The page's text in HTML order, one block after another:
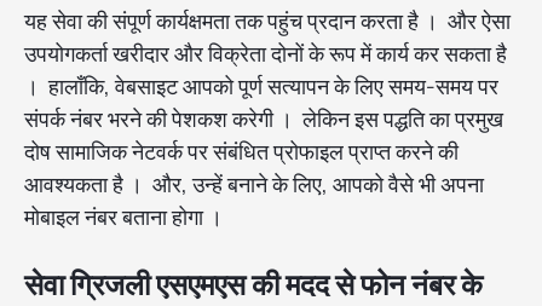
यह सेवा की संपूर्ण कार्यक्षमता तक पहुंच प्रदान करता है । और ऐसा
उपयोगकर्ता खरीदार और विक्रेता दोनों के रूप में कार्य कर सकता है
। हालाँकि, वेबसाइट आपको पूर्ण सत्यापन के लिए समय-समय पर
संपर्क नंबर भरने की पेशकश करेगी । लेकिन इस पद्धति का प्रमुख
दोष सामाजिक नेटवर्क पर संबंधित प्रोफाइल प्राप्त करने की
आवश्यकता है । और, उन्हें बनाने के लिए, आपको वैसे भी अपना
मोबाइल नंबर बताना होगा ।
सेवा ग्रिजली एसएमएस की मदद से फोन नंबर के